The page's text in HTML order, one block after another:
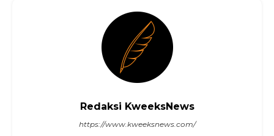
Redaksi KweeksNews
https://www.kweeksnews.com/